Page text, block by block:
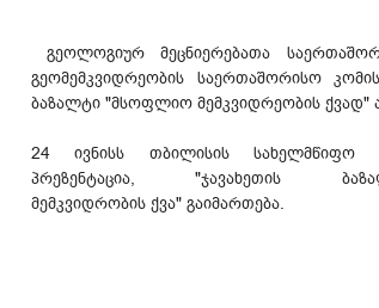
გეოლოგიურ მეცნიერებათა
გეომემკვიდრეობის საერთაშორისო
ბაზალტი "მსოფლიო მემკვიდრეობის ქვად"
24 ივნისს თბილისის სახელმწიფო
პრეზენტაცია, "ჯავახეთის
მემკვიდრობის ქვა" გაიმართება.